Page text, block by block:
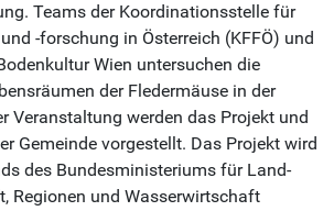
Teams der Koordinationsstelle für
-forschung in Österreich (KFFÖ) und
Wien untersuchen die
der Fledermäuse in der
Veranstaltung werden das Projekt und
Gemeinde vorgestellt. Das Projekt wird
des Bundesministeriums für Land-
Regionen und Wasserwirtschaft